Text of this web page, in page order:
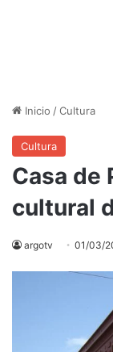
Inicio /Cultura
Cultura
Casa de
cultural
argotv 01/03/